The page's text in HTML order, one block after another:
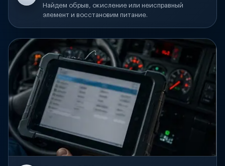
Найдем обрыв, окисление или неисправный
элемент и восстановим питание.